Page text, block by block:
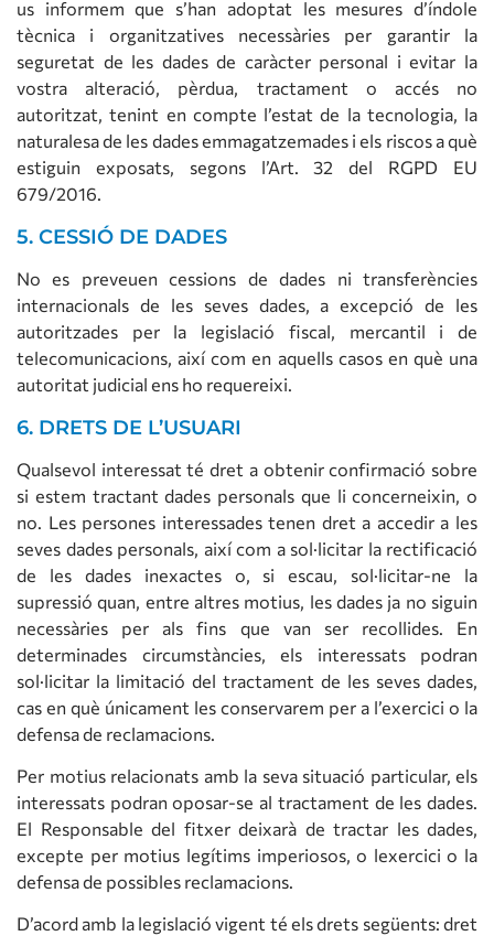
us informem que s’han adoptat les mesures d’índole
tècnica i organitzatives necessàries per garantir la
seguretat de les dades de caràcter personal i evitar la
vostra alteració, pèrdua, tractament o accés no
autoritzat, tenint en compte l’estat de la tecnologia, la
naturalesa de les dades emmagatzemades i els riscos a què
estiguin exposats, segons l’Art. 32 del RGPD EU
679/2016.
5. CESSIÓ DE DADES
No es preveuen cessions de dades ni transferències
internacionals de les seves dades, a excepció de les
autoritzades per la legislació fiscal, mercantil i de
telecomunicacions, així com en aquells casos en què una
autoritat judicial ens ho requereixi.
6. DRETS DE L’USUARI
Qualsevol interessat té dret a obtenir confirmació sobre
si estem tractant dades personals que li concerneixin, o
no. Les persones interessades tenen dret a accedir a les
seves dades personals, així com a sol·licitar la rectificació
de les dades inexactes o, si escau, sol·licitar-ne la
supressió quan, entre altres motius, les dades ja no siguin
necessàries per als fins que van ser recollides. En
determinades circumstàncies, els interessats podran
sol·licitar la limitació del tractament de les seves dades,
cas en què únicament les conservarem per a l’exercici o la
defensa de reclamacions.
Per motius relacionats amb la seva situació particular, els
interessats podran oposar-se al tractament de les dades.
El Responsable del fitxer deixarà de tractar les dades,
excepte per motius legítims imperiosos, o lexercici o la
defensa de possibles reclamacions.
D’acord amb la legislació vigent té els drets següents: dret